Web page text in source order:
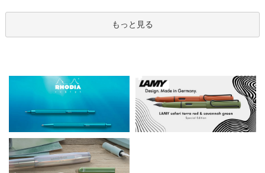
もっと見る